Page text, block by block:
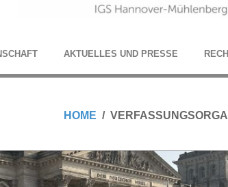
AKTU­EL­LES UND PRESSE
HOME